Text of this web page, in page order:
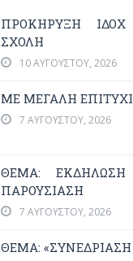
ΠΡΟΚΗΡΥΞΗ
ΣΧΟΛΗ
10 ΑΥΓΟΎΣΤΟΥ, 2026
ΜΕ ΜΕΓΆΛΗ
7 ΑΥΓΟΎΣΤΟΥ, 2026
ΘΈΜΑ:
ΠΑΡΟΥΣΊΑΣΗ
7 ΑΥΓΟΎΣΤΟΥ, 2026
ΘΕΜΑ: «ΣΥΝΕΔΡΊΑΣΗ